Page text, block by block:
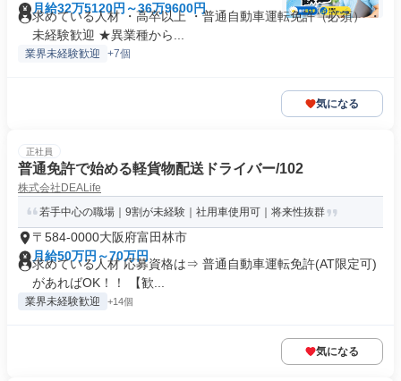
月給32万5120円～36万9600円
求めている人材 ・高卒以上 ・普通自動車運転免許（必須） ・
未経験歓迎 ★異業種から...
業界未経験歓迎 +7個
気になる
正社員
普通免許で始める軽貨物配送ドライバー/102
株式会社DEALife
若手中心の職場｜9割が未経験｜社用車使用可｜将来性抜群
〒584-0000大阪府富田林市
月給50万円～70万円
求めている人材 応募資格は⇒ 普通自動車運転免許(AT限定可)
があればOK！！ 【歓...
業界未経験歓迎 +14個
気になる